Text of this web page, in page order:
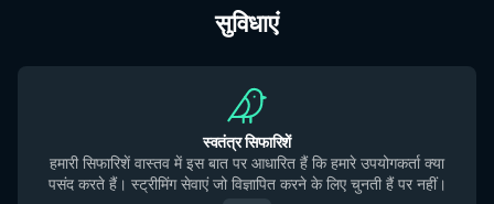
सुविधाएं
स्वतंत्र सिफारिशें
हमारी सिफारिशें वास्तव में इस बात पर आधारित हैं कि हमारे उपयोगकर्ता क्या
पसंद करते हैं। स्ट्रीमिंग सेवाएं जो विज्ञापित करने के लिए चुनती हैं पर नहीं।